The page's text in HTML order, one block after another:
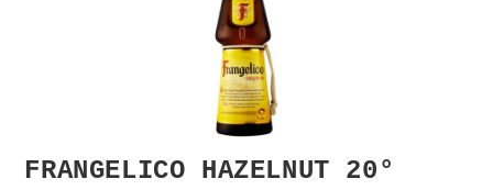
FRANGELICO HAZELNUT 20°